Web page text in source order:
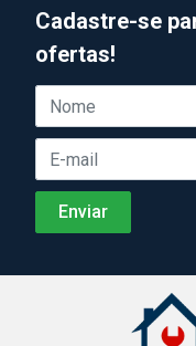
Cadastre-se
ofertas!